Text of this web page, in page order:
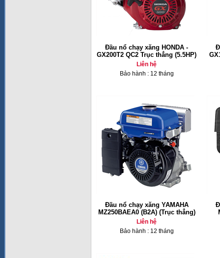
Đầu nổ chạy xăng HONDA -
GX200T2 QC2 Trục thẳng (5.5HP)
Liên hệ
Bảo hành : 12 tháng
Đầu nổ chạy xăng YAMAHA
MZ250BAEA0 (B2A) (Trục thẳng)
Liên hệ
Bảo hành : 12 tháng